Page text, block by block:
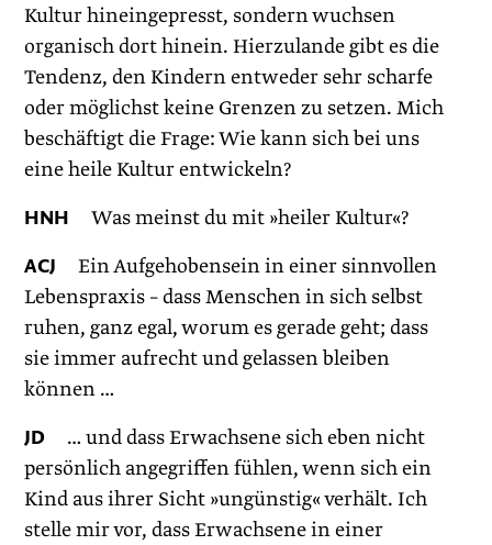
Kultur hineingepresst, sondern wuchsen
organisch dort hinein. Hierzulande gibt es die
Tendenz, den Kindern entweder sehr scharfe
oder möglichst keine Grenzen zu setzen. Mich
beschäftigt die Frage: Wie kann sich bei uns
eine heile Kultur entwickeln?
HNH Was meinst du mit »heiler Kultur«?
ACJ Ein Aufgehobensein in einer sinnvollen
Lebenspraxis – dass Menschen in sich selbst
ruhen, ganz egal, worum es gerade geht; dass
sie immer aufrecht und gelassen bleiben
können …
JD … und dass Erwachsene sich eben nicht
persönlich angegriffen fühlen, wenn sich ein
Kind aus ihrer Sicht »ungünstig« verhält. Ich
stelle mir vor, dass Erwachsene in einer